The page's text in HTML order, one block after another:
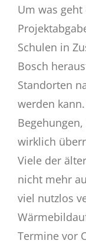
Um was
Schulen in
Bosch
Standorten
werden
wirklich
Viele der
nicht mehr
viel nutzlos
Termine vor